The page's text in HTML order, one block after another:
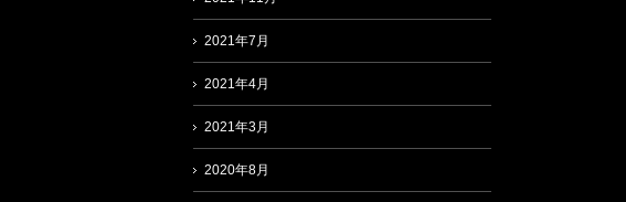
2021年7月
2021年4月
2021年3月
2020年8月